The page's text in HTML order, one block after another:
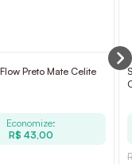
Preto Mate Celite
Economize:
R$ 43,00